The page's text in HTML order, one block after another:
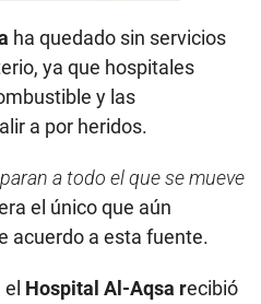
ha quedado sin servicios
ya que hospitales
y las
a por heridos.
a todo el que se mueve
el único que aún
acuerdo a esta fuente.
el Hospital Al-Aqsa recibió